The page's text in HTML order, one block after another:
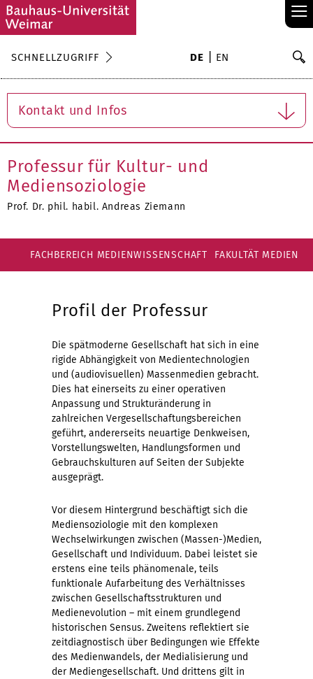
≡
SCHNELLZUGRIFF DE EN
Kontakt und Infos
Professur für Kultur- und
Mediensoziologie
Prof. Dr. phil. habil. Andreas Ziemann
FACHBEREICH MEDIENWISSENSCHAFT FAKULTÄT MEDIEN
Profil der Professur
Die spätmoderne Gesellschaft hat sich in eine
rigide Abhängigkeit von Medientechnologien
und (audiovisuellen) Massenmedien gebracht.
Dies hat einerseits zu einer operativen
Anpassung und Strukturänderung in
zahlreichen Vergesellschaftungsbereichen
geführt, andererseits neuartige Denkweisen,
Vorstellungswelten, Handlungsformen und
Gebrauchskulturen auf Seiten der Subjekte
ausgeprägt.
Vor diesem Hintergrund beschäftigt sich die
Mediensoziologie mit den komplexen
Wechselwirkungen zwischen (Massen-)Medien,
Gesellschaft und Individuum. Dabei leistet sie
erstens eine teils phänomenale, teils
funktionale Aufarbeitung des Verhältnisses
zwischen Gesellschaftsstrukturen und
Medienevolution – mit einem grundlegend
historischen Sensus. Zweitens reflektiert sie
zeitdiagnostisch über Bedingungen wie Effekte
des Medienwandels, der Medialisierung und
der Mediengesellschaft. Und drittens gilt in